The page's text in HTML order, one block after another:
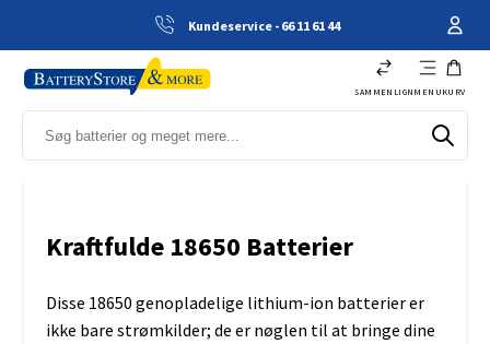
Kundeservice - 66 11 61 44
SAMMENLIGN MENU KURV
Kraftfulde 18650 Batterier
Disse 18650 genopladelige lithium-ion batterier er
ikke bare strømkilder; de er nøglen til at bringe dine